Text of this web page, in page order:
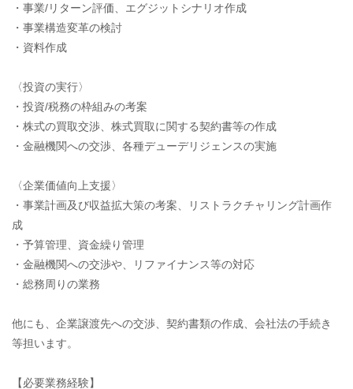
・事業/リターン評価、エグジットシナリオ作成
・事業構造変革の検討
・資料作成
〈投資の実行〉
・投資/税務の枠組みの考案
・株式の買取交渉、株式買取に関する契約書等の作成
・金融機関への交渉、各種デューデリジェンスの実施
〈企業価値向上支援〉
・事業計画及び収益拡大策の考案、リストラクチャリング計画作
成
・予算管理、資金繰り管理
・金融機関への交渉や、リファイナンス等の対応
・総務周りの業務
他にも、企業譲渡先への交渉、契約書類の作成、会社法の手続き
等担います。
【必要業務経験】